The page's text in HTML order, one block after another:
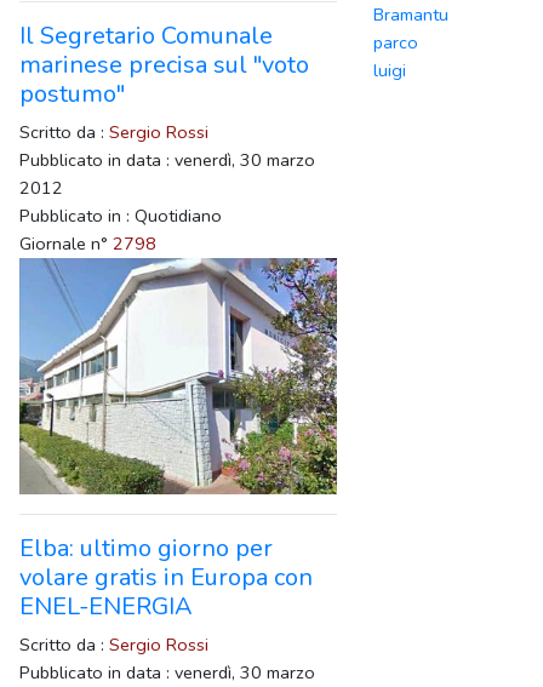
Il Segretario Comunale
marinese precisa sul "voto
postumo"
Scritto da : Sergio Rossi
Pubblicato in data : venerdì, 30 marzo
2012
Pubblicato in : Quotidiano
Giornale n° 2798
Elba: ultimo giorno per
volare gratis in Europa con
ENEL-ENERGIA
Scritto da : Sergio Rossi
Pubblicato in data : venerdì, 30 marzo
Bramantu
parco
luigi